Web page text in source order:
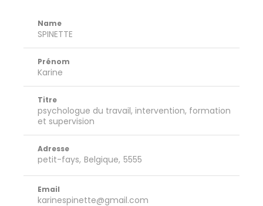
Name
SPINETTE
Prénom
Karine
Titre
psychologue du travail, intervention, formation
et supervision
Adresse
petit-fays Belgique 5555
Email
karinespinette@gmail.com